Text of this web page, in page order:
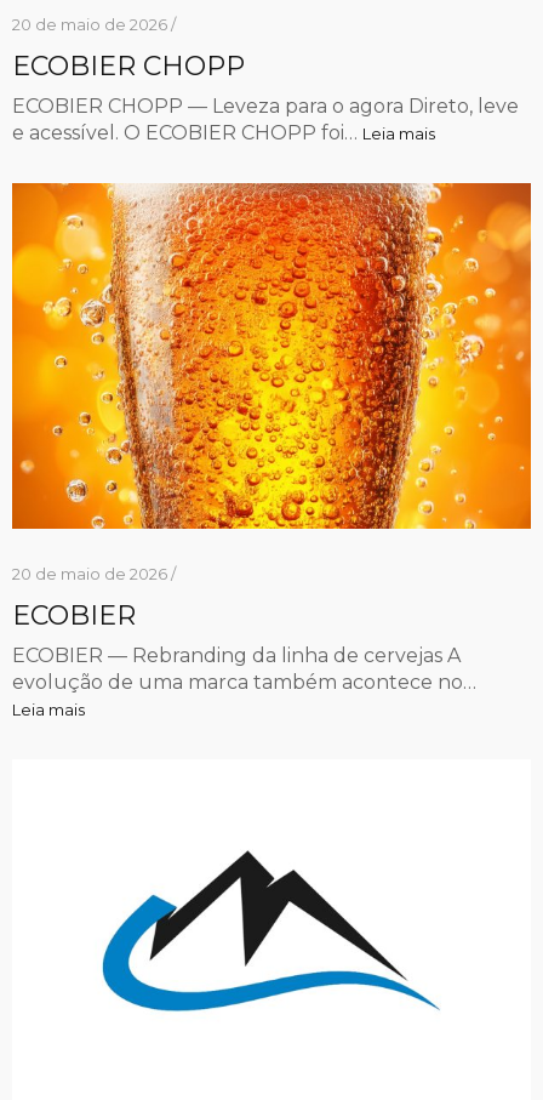
20 de maio de 2026 /
ECOBIER CHOPP
ECOBIER CHOPP — Leveza para o agora Direto, leve
e acessível. O ECOBIER CHOPP foi… Leia mais
20 de maio de 2026 /
ECOBIER
ECOBIER — Rebranding da linha de cervejas A
evolução de uma marca também acontece no…
Leia mais